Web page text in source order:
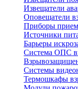
Извещатели
Оповещатели
Приборы
Источники
Барьеры
Система ОПС
Системы
Термошкафы